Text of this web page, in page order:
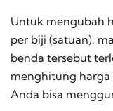
Untuk mengubah
per biji (satuan),
benda tersebut
menghitung harga
Anda bisa